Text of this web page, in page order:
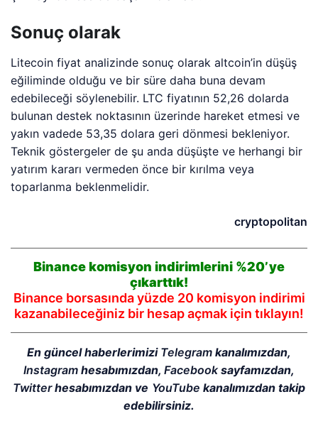
Sonuç olarak
Litecoin fiyat analizinde sonuç olarak altcoin’in düşüş
eğiliminde olduğu ve bir süre daha buna devam
edebileceği söylenebilir. LTC fiyatının 52,26 dolarda
bulunan destek noktasının üzerinde hareket etmesi ve
yakın vadede 53,35 dolara geri dönmesi bekleniyor.
Teknik göstergeler de şu anda düşüşte ve herhangi bir
yatırım kararı vermeden önce bir kırılma veya
toparlanma beklenmelidir.
cryptopolitan
Binance komisyon indirimlerini %20’ye
çıkarttık!
Binance borsasında yüzde 20 komisyon indirimi
kazanabileceğiniz bir hesap açmak için tıklayın!
En güncel haberlerimizi Telegram kanalımızdan,
Instagramhesabımızdan, Facebooksayfamızdan,
Twitterhesabımızdan ve YouTube kanalımızdan takip
edebilirsiniz.